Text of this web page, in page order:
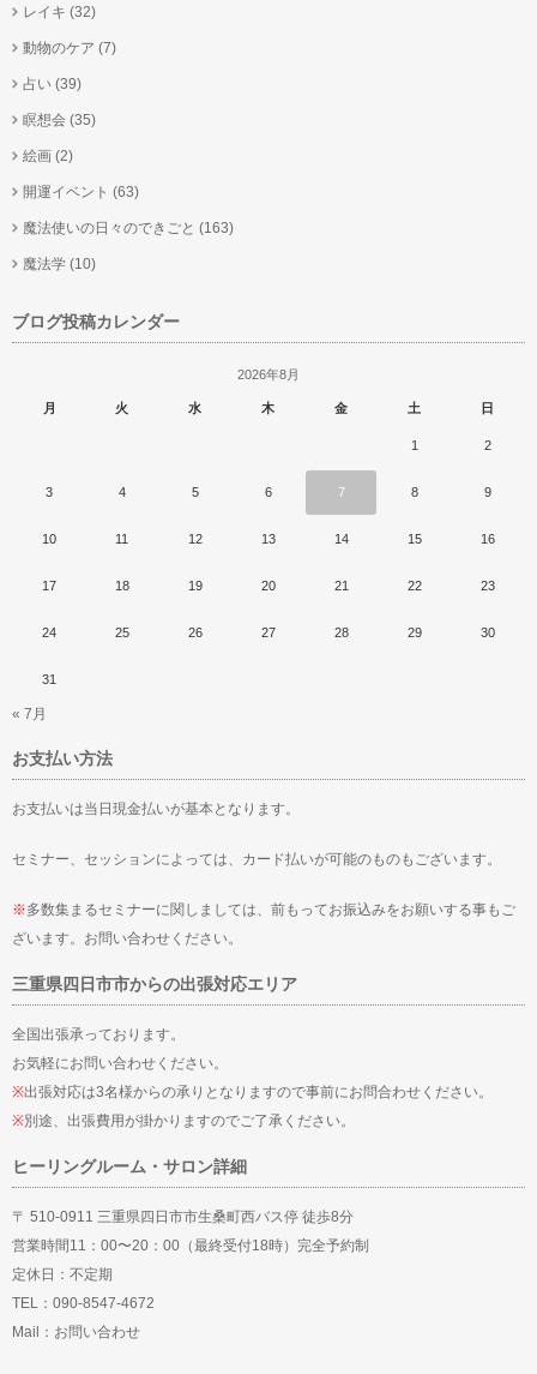
レイキ (32)
動物のケア (7)
占い (39)
瞑想会 (35)
絵画 (2)
開運イベント (63)
魔法使いの日々のできごと (163)
魔法学 (10)
ブログ投稿カレンダー
2026年8月
月 火 水 木 金 土 日
1 2
3 4 5 6 7 8 9
10 11 12 13 14 15 16
17 18 19 20 21 22 23
24 25 26 27 28 29 30
31
« 7月
お支払い方法
お支払いは当日現金払いが基本となります。
セミナー、セッションによっては、カード払いが可能のものもございます。
※多数集まるセミナーに関しましては、前もってお振込みをお願いする事もご
ざいます。お問い合わせください。
三重県四日市市からの出張対応エリア
全国出張承っております。
お気軽にお問い合わせください。
※出張対応は3名様からの承りとなりますので事前にお問合わせください。
※別途、出張費用が掛かりますのでご了承ください。
ヒーリングルーム・サロン詳細
〒 510-0911 三重県四日市市生桑町西バス停 徒歩8分
営業時間11：00〜20：00（最終受付18時）完全予約制
定休日：不定期
TEL：090-8547-4672
Mail： お問い合わせ